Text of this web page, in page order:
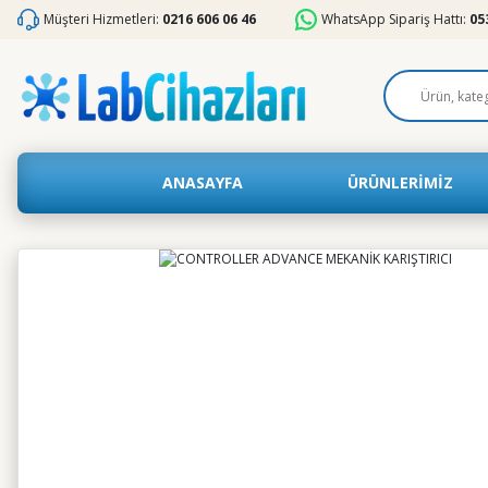
Müşteri Hizmetleri: 0216 606 06 46 WhatsApp Sipariş Hattı:
ANASAYFA ÜRÜNLERİMİZ